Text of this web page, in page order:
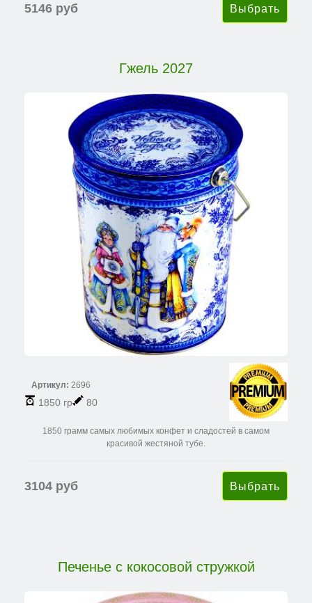
5146 руб
Гжель 2027
Артикул: 2696
1850 гр 80
1850 грамм самых любимых конфет и сладостей в самом
красивой жестяной тубе.
3104 руб
Печенье с кокосовой стружкой